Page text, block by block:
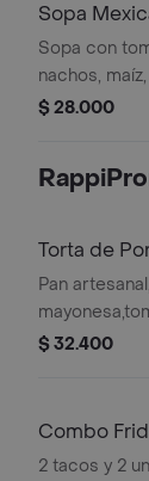
Sopa
Sopa con
nachos,
$ 28.000
Torta de
Pan artesanal,
de queso,
$ 32.400
Combo
2 tacos y 2